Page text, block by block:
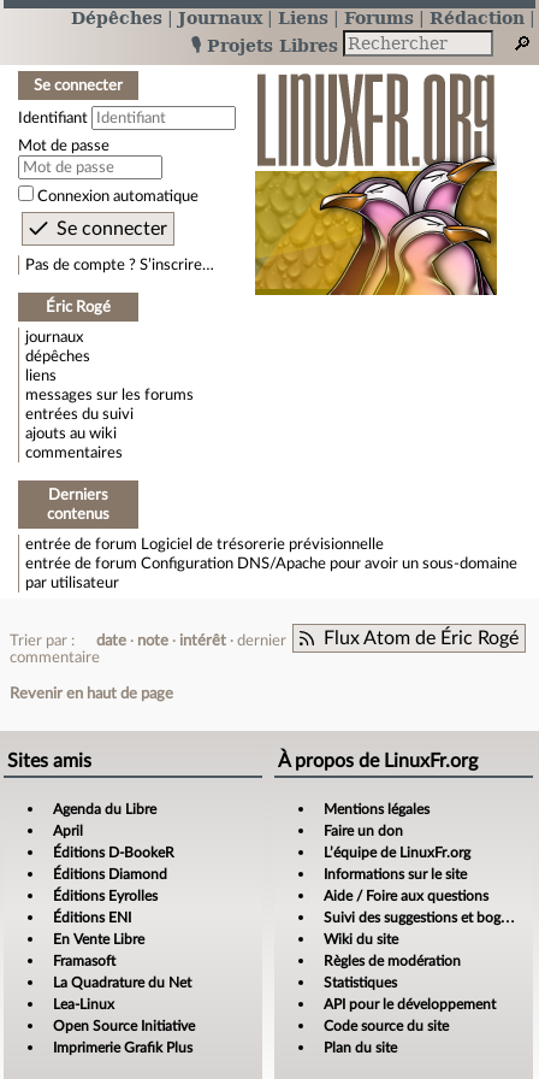
Dépêches Journaux Liens Forums
Rédaction
🎙️ Projets Libres
Se connecter
Identifiant
Mot de passe
Connexion automatique
Pas de compte ? S’inscrire…
Éric Rogé
journaux
dépêches
liens
messages sur les forums
entrées du suivi
ajouts au wiki
commentaires
Derniers
contenus
entrée de forum
Logiciel de trésorerie prévisionnelle
entrée de forum Configuration DNS/Apache pour avoir un sous-domaine
par utilisateur
Flux Atom de Éric Rogé
Trier par : date note intérêt
dernier
commentaire
Revenir en haut de page
Sites amis
Agenda du Libre
April
Éditions D-BookeR
Éditions Diamond
Éditions Eyrolles
Éditions ENI
En Vente Libre
Framasoft
La Quadrature du Net
Lea-Linux
Open Source Initiative
Imprimerie Grafik Plus
À propos de LinuxFr.org
Mentions légales
Faire un don
L’équipe de LinuxFr.org
Informations sur le site
Aide / Foire aux questions
Suivi des suggestions et bogues
Wiki du site
Règles de modération
Statistiques
API pour le développement
Code source du site
Plan du site